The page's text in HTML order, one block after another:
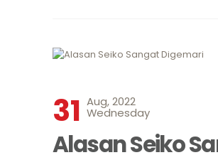
31 Aug, 2022
Wednesday
Alasan Seiko